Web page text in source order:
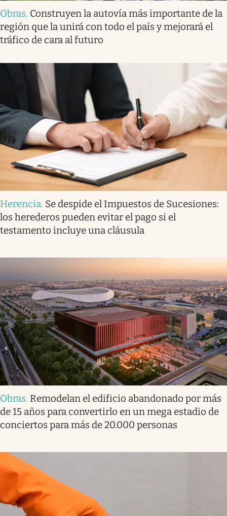
Obras. Construyen la autovía más importante de la
región que la unirá con todo el país y mejorará el
tráfico de cara al futuro
Herencia. Se despide el Impuestos de Sucesiones:
los herederos pueden evitar el pago si el
testamento incluye una cláusula
Obras. Remodelan el edificio abandonado por más
de 15 años para convertirlo en un mega estadio de
conciertos para más de 20.000 personas